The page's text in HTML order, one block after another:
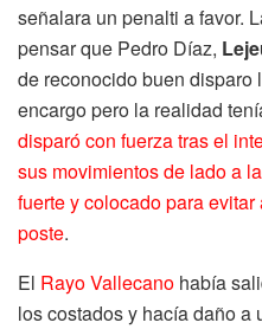
señalara un penalti a favor.
pensar que Pedro Díaz,
de reconocido buen disparo
encargo pero la realidad
disparó con fuerza tras el
sus movimientos de lado a
fuerte y colocado para
poste.
El Rayo Vallecano había
los costados y hacía daño a